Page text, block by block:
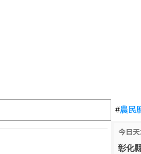
#農民
今日
彰化